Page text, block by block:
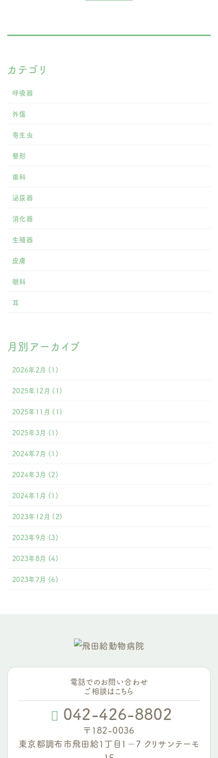
カテゴリ
呼吸器
外傷
寄生虫
整形
歯科
泌尿器
消化器
生殖器
皮膚
眼科
耳
月別アーカイブ
2026年2月 (1)
2025年12月 (1)
2025年11月 (1)
2025年3月 (1)
2024年7月 (1)
2024年3月 (2)
2024年1月 (1)
2023年12月 (2)
2023年9月 (3)
2023年8月 (4)
2023年7月 (6)
電話でのお問い合わせ
ご相談はこちら
042-426-8802
〒182-0036
東京都調布市飛田給1丁目1−7 クリサンテーモ